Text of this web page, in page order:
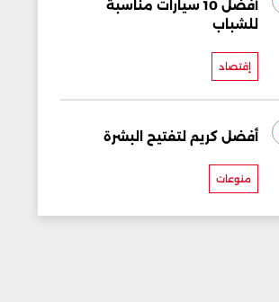
أفضل 10 سيارات مناسبة
للشباب
إقتصاد
أفضل كريم لتفتيح البشرة
منوعات